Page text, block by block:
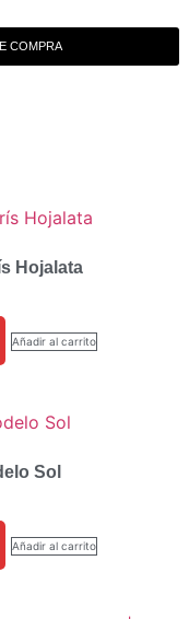
COMPRA
Hojalata
Añadir al carrito
Sol
Añadir al carrito